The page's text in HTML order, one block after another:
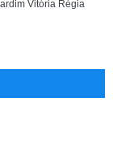
Vitória Régia